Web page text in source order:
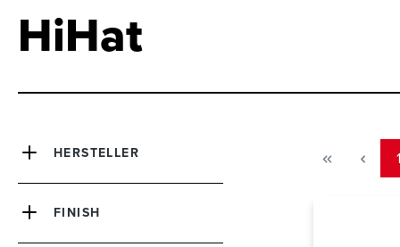
HiHat
HERSTELLER
FINISH
1